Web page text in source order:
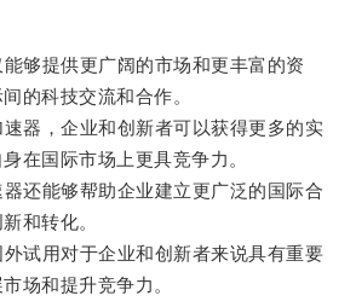
提供更广阔的市场和更丰富的资
的科技交流和合作。
，企业和创新者可以获得更多的实
在国际市场上更具竞争力。
能够帮助企业建立更广泛的国际合
和转化。
用对于企业和创新者来说具有重要
场和提升竞争力。